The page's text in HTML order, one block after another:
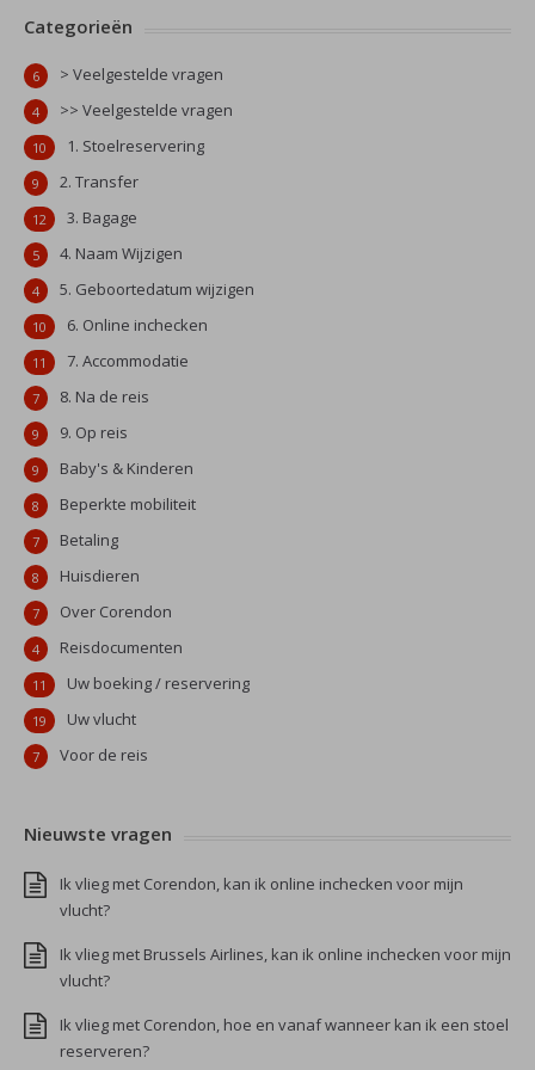
Categorieën
> Veelgestelde vragen
6
>> Veelgestelde vragen
4
1. Stoelreservering
10
2. Transfer
9
3. Bagage
12
4. Naam Wijzigen
5
5. Geboortedatum wijzigen
4
6. Online inchecken
10
7. Accommodatie
11
8. Na de reis
7
9. Op reis
9
Baby's & Kinderen
9
Beperkte mobiliteit
8
Betaling
7
Huisdieren
8
Over Corendon
7
Reisdocumenten
4
Uw boeking / reservering
11
Uw vlucht
19
Voor de reis
7
Nieuwste vragen
Ik vlieg met Corendon, kan ik online inchecken voor mijn
vlucht?
Ik vlieg met Brussels Airlines, kan ik online inchecken voor mijn
vlucht?
Ik vlieg met Corendon, hoe en vanaf wanneer kan ik een stoel
reserveren?